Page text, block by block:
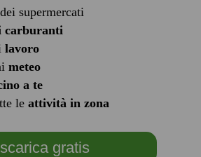
supermercati
carburanti
lavoro
meteo
a te
le attività in zona
scarica gratis